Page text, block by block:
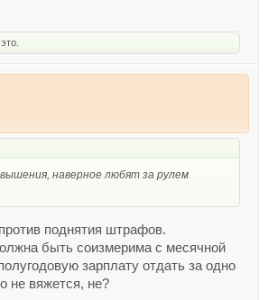
наверное любят за рулем
поднятия штрафов.
быть соизмерима с месячной
зарплату отдать за одно
не вяжется, не?